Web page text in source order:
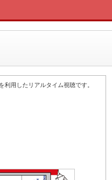
利用したリアルタイム視聴です。